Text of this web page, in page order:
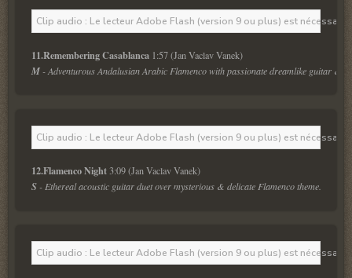
Clip audio : Le lecteur Adobe Flash (version 9 ou plus) est
11.Remembering Casablanca 1:57 (Jan Vaclav Vanek)
M - Adventurous Andalusian Arabic Flamenco with passionate dreamlike guitar &
Clip audio : Le lecteur Adobe Flash (version 9 ou plus) est
12.Flamenco Night 3:09 (Jan Vaclav Vanek)
S - Ethereal acoustic guitar duet over mysterious & delicate Flamenco theme.
Clip audio : Le lecteur Adobe Flash (version 9 ou plus) est